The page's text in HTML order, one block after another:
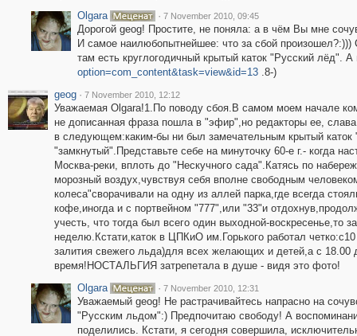
Olgara
· 7 November 2010, 09:45
Дорогой geog! Простите, не поняла: а в чём Вы мне
И самое наилюбопытнейшее: что за сбой произошел?:)))
там есть круглогодичный крытый каток "Русский лёд".
option=com_content&task=view&id=13.8-)
geog · 7 November 2010, 12:12
Уважаемая Olgara!1.По поводу сбоя.В самом моем начале
не дописанная фраза пошла в "эфир",но редакторы ее,
в следующем:каким-бы ни был замечательным крытый каток
"замкнутый".Представьте себе на минуточку 60-е г.- когда
Москва-реки, вплоть до "Нескучного сада".Катясь по
морозный воздух,чувствуя себя вполне свободным
колеса"сворачивали на одну из аллей парка,где всегда
кофе,иногда и с портвейном "777",или "33"и
учесть, что тогда был всего один выходной-воскресенье,то
неделю.Кстати,каток в ЦПКиО им.Горького работал
залития свежего льда)для всех желающих и детей,а с
время!НОСТАЛЬГИЯ затрепетала в душе - видя это фото!
Olgara
· 7 November 2010, 12:31
Уважаемый geog! Не растрачивайтесь напрасно на
"Русским льдом":) Предпочитаю свободу! А
поделились. Кстати, я сегодня совершила,